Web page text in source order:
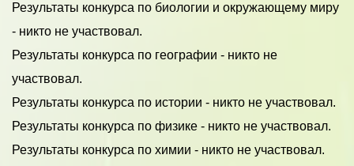
Результаты конкурса по биологии и окружающему миру
- никто не участвовал.
Результаты конкурса по географии - никто не
участвовал.
Результаты конкурса по истории - никто не участвовал.
Результаты конкурса по физике - никто не участвовал.
Результаты конкурса по химии - никто не участвовал.